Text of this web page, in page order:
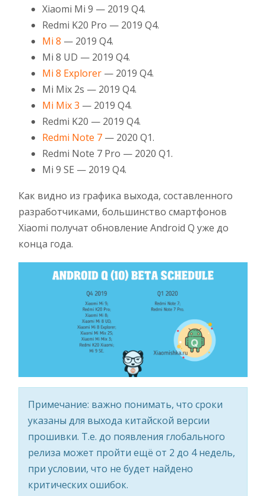
Xiaomi Mi 9 — 2019 Q4.
Redmi K20 Pro — 2019 Q4.
Mi 8 — 2019 Q4.
Mi 8 UD — 2019 Q4.
Mi 8 Explorer — 2019 Q4.
Mi Mix 2s — 2019 Q4.
Mi Mix 3 — 2019 Q4.
Redmi K20 — 2019 Q4.
Redmi Note 7 — 2020 Q1.
Redmi Note 7 Pro — 2020 Q1.
Mi 9 SE — 2019 Q4.
Как видно из графика выхода, составленного
разработчиками, большинство смартфонов
Xiaomi получат обновление Android Q уже до
конца года.
Примечание: важно понимать, что сроки
указаны для выхода китайской версии
прошивки. Т.е. до появления глобального
релиза может пройти ещё от 2 до 4 недель,
при условии, что не будет найдено
критических ошибок.